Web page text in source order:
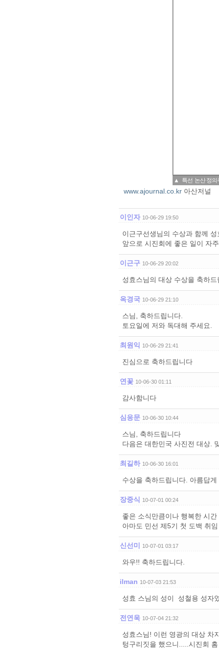
▲ 특선 논산 정의
www.ajournal.co.kr 아산저널
이인자 10-06-29 19:50
이근구선생님의 수상과 함께
앞으로 시진회에 좋은 일이 자
이근구 10-06-29 20:02
성효스님의 대상 수상을 축하
옥경국 10-06-29 21:10
스님, 축하드립니다.
토요일에 저와 독대해 주세요.
최원익 10-06-29 21:41
진심으로 축하드립니다
연꽃 10-06-30 01:11
감사함니다
심응문 10-06-30 10:44
스님, 축하드립니다
다음은 대한민국 사진전 대상.
최길하 10-06-30 16:01
수상을 축하드립니다. 아름답
장중식 10-07-01 00:24
좋은 소식만큼이나 행복한 시
아마도 민선 제5기 첫 도백 취
신선미 10-07-01 03:17
와우!! 축하드립니다.
ilman 10-07-03 21:53
성효 스님의 성이 성철용 성자
전연욱 10-07-04 21:32
성효스님! 이런 영광의 대상 차
텅구리짓을 했으니.....시진회